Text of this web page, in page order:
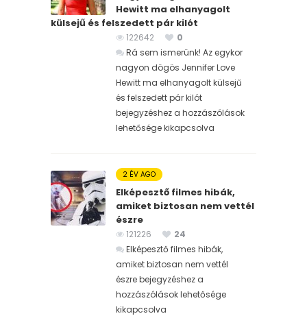
Hewitt ma elhanyagolt
külsejű és felszedett pár kilót
122642
0
Rá sem ismerünk! Az egykor
nagyon dögös Jennifer Love
Hewitt ma elhanyagolt külsejű
és felszedett pár kilót
bejegyzéshez a hozzászólások
lehetősége kikapcsolva
2 ÉV AGO
Elképesztő filmes hibák,
amiket biztosan nem vettél
észre
121226
24
Elképesztő filmes hibák,
amiket biztosan nem vettél
észre bejegyzéshez a
hozzászólások lehetősége
kikapcsolva